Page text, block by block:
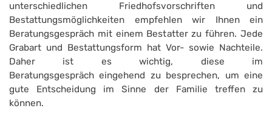
unterschiedlichen Friedhofsvorschriften und
Bestattungsmöglichkeiten empfehlen wir Ihnen ein
Beratungsgespräch mit einem Bestatter zu führen. Jede
Grabart und Bestattungsform hat Vor- sowie Nachteile.
Daher ist es wichtig, diese im
Beratungsgespräch eingehend zu besprechen, um eine
gute Entscheidung im Sinne der Familie treffen zu
können.